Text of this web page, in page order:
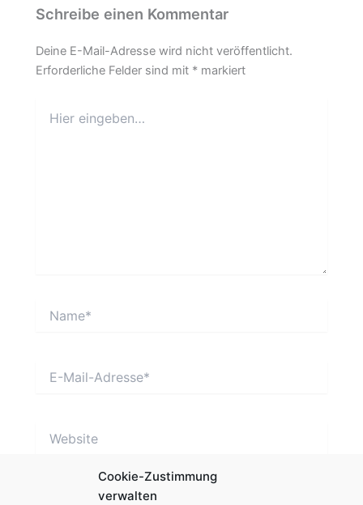
Cookie-Zustimmung
verwalten
Schreibe einen Kommentar
Deine E-Mail-Adresse wird nicht veröffentlicht.
Erforderliche Felder sind mit * markiert
eingeben…
Mail-